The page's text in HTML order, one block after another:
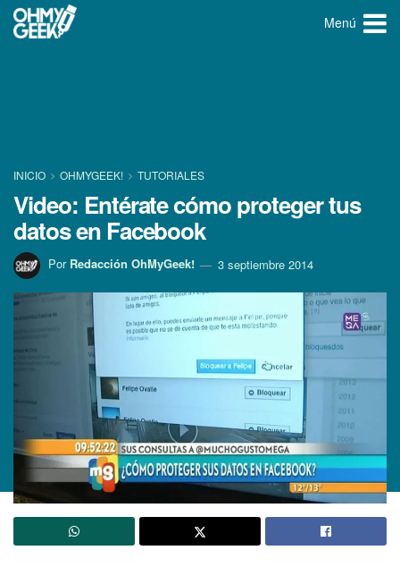
Menú
INICIO OHMYGEEK! TUTORIALES
Video: Entérate cómo proteger tus
datos en Facebook
Por Redacción OhMyGeek! 3 septiembre 2014